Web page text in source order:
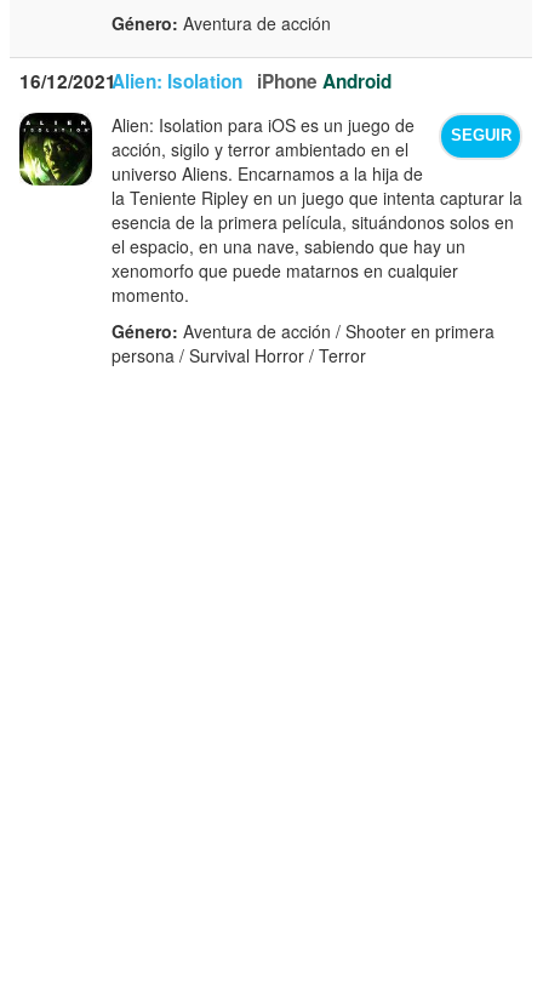
Género: Aventura de acción
16/12/2021Alien: Isolation iPhone Android
SEGUIR
Alien: Isolation para iOS es un juego de
acción, sigilo y terror ambientado en el
universo Aliens. Encarnamos a la hija de
la Teniente Ripley en un juego que intenta capturar la
esencia de la primera película, situándonos solos en
el espacio, en una nave, sabiendo que hay un
xenomorfo que puede matarnos en cualquier
momento.
Género: Aventura de acción / Shooter en primera
persona / Survival Horror / Terror